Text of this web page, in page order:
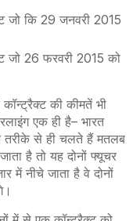
जो कि 29 जनवरी 2015
जो 26 फरवरी 2015 को
की कीमतें भी
एक ही है– भारत
तरीके से ही चलते हैं मतलब
है तो यह दोनों फ्यूचर
में नीचे जाता है वे दोनों